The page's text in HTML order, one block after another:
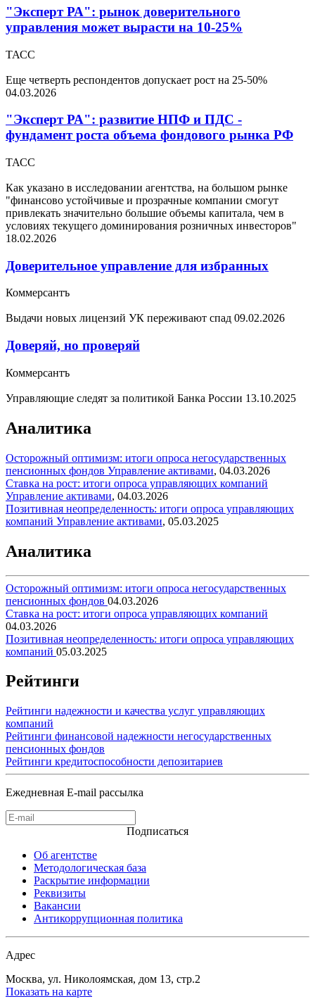
"Эксперт РА": рынок доверительного
управления может вырасти на 10-25%
ТАСС
Еще четверть респондентов допускает рост на 25-50%
04.03.2026
"Эксперт РА": развитие НПФ и ПДС -
фундамент роста объема фондового рынка РФ
ТАСС
Как указано в исследовании агентства, на большом рынке
"финансово устойчивые и прозрачные компании смогут
привлекать значительно большие объемы капитала, чем в
условиях текущего доминирования розничных инвесторов"
18.02.2026
Доверительное управление для избранных
Коммерсантъ
Выдачи новых лицензий УК переживают спад 09.02.2026
Доверяй, но проверяй
Коммерсантъ
Управляющие следят за политикой Банка России 13.10.2025
Аналитика
Осторожный оптимизм: итоги опроса негосударственных
пенсионных фондов Управление активами, 04.03.2026
Ставка на рост: итоги опроса управляющих компаний
Управление активами, 04.03.2026
Позитивная неопределенность: итоги опроса управляющих
компаний Управление активами, 05.03.2025
Аналитика
Осторожный оптимизм: итоги опроса негосударственных
пенсионных фондов 04.03.2026
Ставка на рост: итоги опроса управляющих компаний
04.03.2026
Позитивная неопределенность: итоги опроса управляющих
компаний 05.03.2025
Рейтинги
Рейтинги надежности и качества услуг управляющих
компаний
Рейтинги финансовой надежности негосударственных
пенсионных фондов
Рейтинги кредитоспособности депозитариев
Ежедневная E-mail рассылка
Подписаться
Об агентстве
Методологическая база
Раскрытие информации
Реквизиты
Вакансии
Антикоррупционная политика
Адрес
Москва, ул. Николоямская, дом 13, стр.2
Показать на карте